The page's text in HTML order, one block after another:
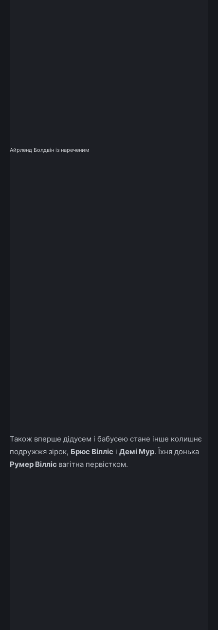
Айрленд Болдвін із нареченим
Також вперше дідусем і бабусею стане інше колишнє
подружжя зірок, Брюс Вілліс і Демі Мур. Їхня донька
Румер Вілліс вагітна первістком.